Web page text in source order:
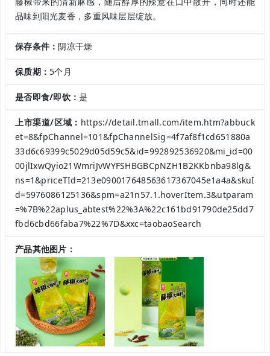
品味到阳光麦香，多重风味层层绽放。
保存条件： 阴凉干燥
保质期： 5个月
是否即食/即饮：是
上市渠道/区域： https://detail.tmall.com/item.htm?abbuck
et=8&fpChannel=101&fpChannelSig=4f7af8f1cd651880a
33d6c69399c5029d05d59c5&id=992892536920&mi_id=00
00jlIxwQyio21WmriJvWYFSHBGBCpNZH1B2KKbnba98lg&
ns=1&priceTId=213e090017648563617367045e1a4a&skuI
d=5976086125136&spm=a21n57.1.hoverItem.3&utparam
=%7B%22aplus_abtest%22%3A%22c161bd91790de25dd7
fbd6cbd66faba7%22%7D&xxc=taobaoSearch
产品其他图片：